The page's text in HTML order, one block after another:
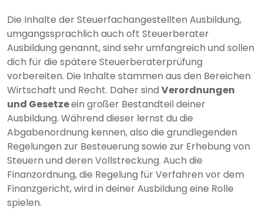
Die Inhalte der Steuerfachangestellten Ausbildung,
umgangssprachlich auch oft Steuerberater
Ausbildung genannt, sind sehr umfangreich und sollen
dich für die spätere Steuerberaterprüfung
vorbereiten. Die Inhalte stammen aus den Bereichen
Wirtschaft und Recht. Daher sind Verordnungen
und Gesetzeein großer Bestandteil deiner
Ausbildung. Während dieser lernst du die
Abgabenordnung kennen, also die grundlegenden
Regelungen zur Besteuerung sowie zur Erhebung von
Steuern und deren Vollstreckung. Auch die
Finanzordnung, die Regelung für Verfahren vor dem
Finanzgericht, wird in deiner Ausbildung eine Rolle
spielen.